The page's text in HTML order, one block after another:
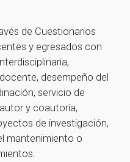
de Cuestionarios
y egresados con
desempeño del
servicio de
y coautoría,
de investigación,
mantenimiento o